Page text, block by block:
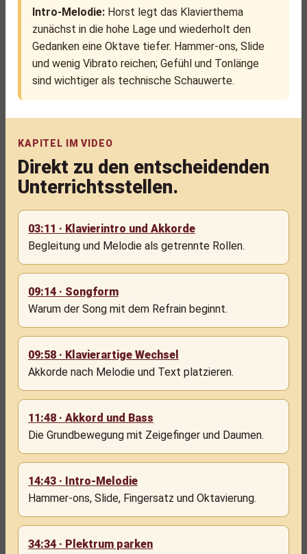
Intro-Melodie: Horst legt das Klavierthema
zunächst in die hohe Lage und wiederholt den
Gedanken eine Oktave tiefer. Hammer-ons, Slide
und wenig Vibrato reichen; Gefühl und Tonlänge
sind wichtiger als technische Schauwerte.
KAPITEL IM VIDEO
Direkt zu den entscheidenden
Unterrichtsstellen.
03:11 · Klavierintro und Akkorde
Begleitung und Melodie als getrennte Rollen.
09:14 · Songform
Warum der Song mit dem Refrain beginnt.
09:58 · Klavierartige Wechsel
Akkorde nach Melodie und Text platzieren.
11:48 · Akkord und Bass
Die Grundbewegung mit Zeigefinger und Daumen.
14:43 · Intro-Melodie
Hammer-ons, Slide, Fingersatz und Oktavierung.
34:34 · Plektrum parken